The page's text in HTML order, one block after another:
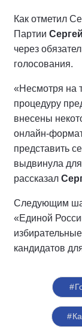
Как отметил
Партии
через
голосования.
«Несмотря на
процедуру
внесены
онлайн-
представить
выдвинула
рассказал
Следующим
«Единой
кандидатов